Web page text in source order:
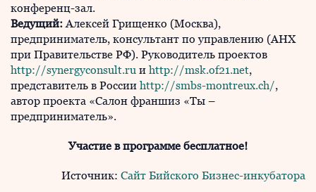
конференц-зал.
Ведущий:Алексей Грищенко (Москва),
предприниматель, консультант по управлению (АНХ
при Правительстве РФ). Руководитель проектов
http://synergyconsult.ru и http://msk.of21.net,
представитель в России http://smbs-montreux.ch/,
автор проекта «Салон франшиз «Ты –
предприниматель».
Участие в программе бесплатное!
Источник: Сайт Бийского Бизнес-инкубатора